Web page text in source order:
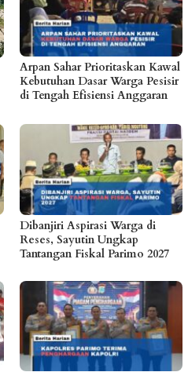
Arpan Sahar Prioritaskan Kawal
Kebutuhan Dasar Warga Pesisir
di Tengah Efisiensi Anggaran
Dibanjiri Aspirasi Warga di
Reses, Sayutin Ungkap
Tantangan Fiskal Parimo 2027